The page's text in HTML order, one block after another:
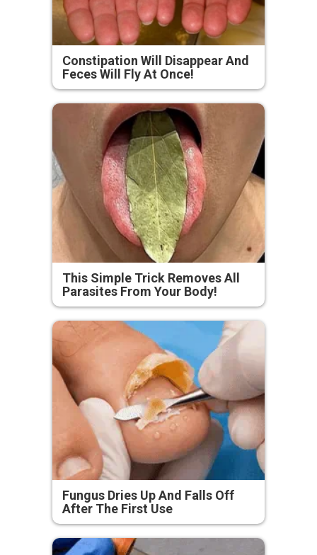
Constipation Will Disappear And
Feces Will Fly At Once!
This Simple Trick Removes All
Parasites From Your Body!
Fungus Dries Up And Falls Off
After The First Use